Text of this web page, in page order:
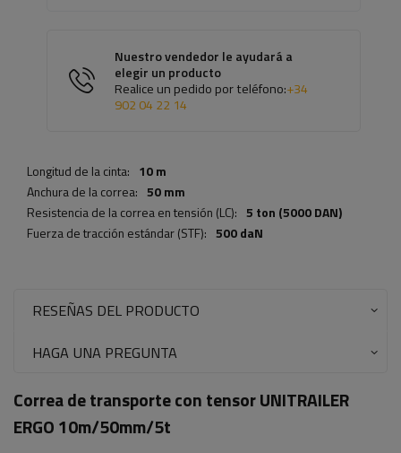
Nuestro vendedor le ayudará a
elegir un producto
Realice un pedido por teléfono:+34
902 04 22 14
Longitud de la cinta: 10 m
Anchura de la correa: 50 mm
Resistencia de la correa en tensión (LC): 5 ton (5000 DAN)
Fuerza de tracción estándar (STF): 500 daN
RESEÑAS DEL PRODUCTO
HAGA UNA PREGUNTA
Correa de transporte con tensor UNITRAILER
ERGO 10m/50mm/5t